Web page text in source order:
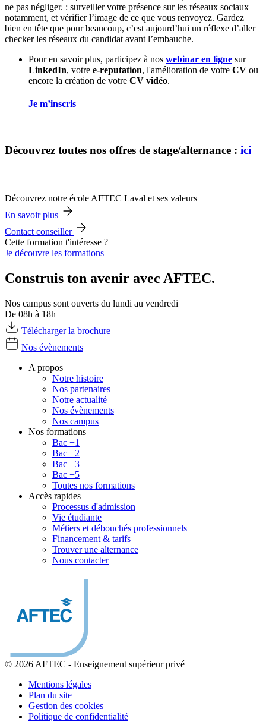
ne pas négliger. : surveiller votre présence sur les réseaux sociaux
notamment, et vérifier l’image de ce que vous renvoyez. Gardez
bien en tête que pour beaucoup, c’est aujourd’hui un réflexe d’aller
checker les réseaux du candidat avant l’embauche.
Pour en savoir plus, participez à nos webinar en ligne sur
LinkedIn, votre e-reputation, l'amélioration de votre CV ou
encore la création de votre CV vidéo.
Je m’inscris
Découvrez toutes nos offres de stage/alternance : ici
Découvrez notre école AFTEC Laval et ses valeurs
En savoir plus
Contact conseiller
Cette formation t'intéresse ?
Je découvre les formations
Construis ton avenir avec AFTEC.
Nos campus sont ouverts du lundi au vendredi
De 08h à 18h
Télécharger la brochure
Nos évènements
A propos
Notre histoire
Nos partenaires
Notre actualité
Nos évènements
Nos campus
Nos formations
Bac +1
Bac +2
Bac +3
Bac +5
Toutes nos formations
Accès rapides
Processus d'admission
Vie étudiante
Métiers et débouchés professionnels
Financement & tarifs
Trouver une alternance
Nous contacter
© 2026 AFTEC - Enseignement supérieur privé
Mentions légales
Plan du site
Gestion des cookies
Politique de confidentialité